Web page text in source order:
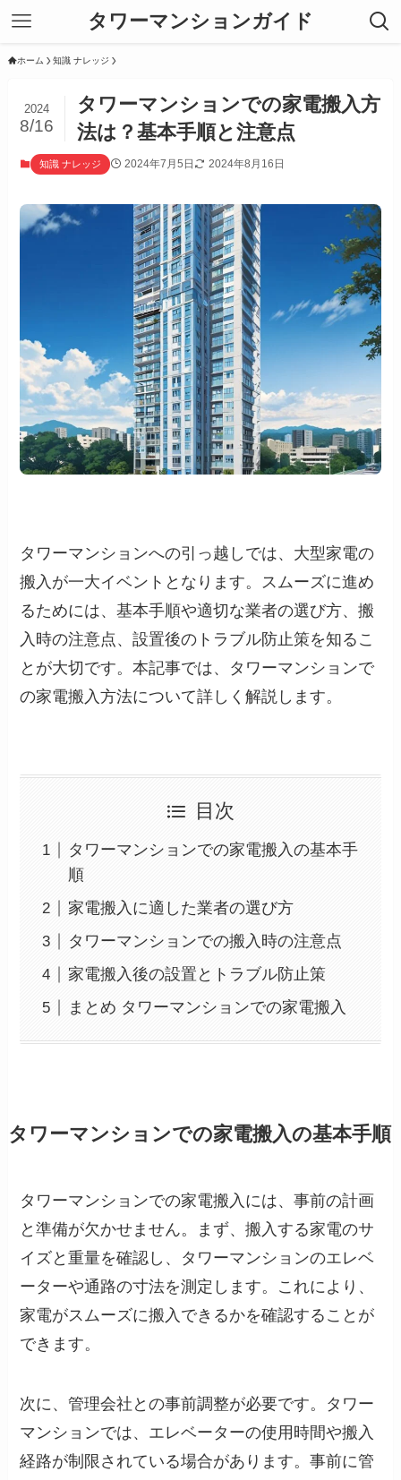
タワーマンションガイド
ホーム 知識 ナレッジ
タワーマンションでの家電搬入方
法は？基本手順と注意点
2024
8/16
知識 ナレッジ 2024年7月5日 2024年8月16日
タワーマンションへの引っ越しでは、大型家電の
搬入が一大イベントとなります。スムーズに進め
るためには、基本手順や適切な業者の選び方、搬
入時の注意点、設置後のトラブル防止策を知るこ
とが大切です。本記事では、タワーマンションで
の家電搬入方法について詳しく解説します。
目次
タワーマンションでの家電搬入の基本手
順
家電搬入に適した業者の選び方
タワーマンションでの搬入時の注意点
家電搬入後の設置とトラブル防止策
まとめ タワーマンションでの家電搬入
タワーマンションでの家電搬入の基本手順
タワーマンションでの家電搬入には、事前の計画
と準備が欠かせません。まず、搬入する家電のサ
イズと重量を確認し、タワーマンションのエレベ
ーターや通路の寸法を測定します。これにより、
家電がスムーズに搬入できるかを確認することが
できます。
次に、管理会社との事前調整が必要です。タワー
マンションでは、エレベーターの使用時間や搬入
経路が制限されている場合があります。事前に管